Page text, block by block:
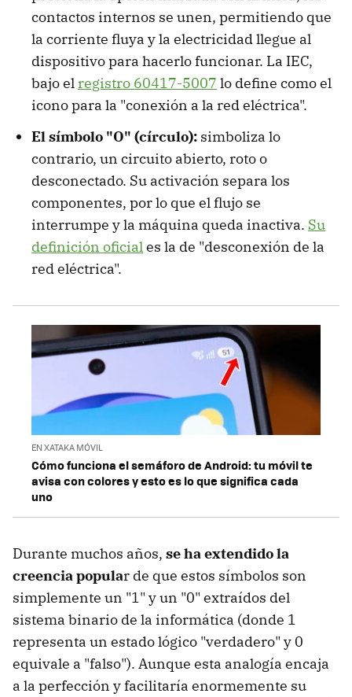
contactos internos se unen, permitiendo que
la corriente fluya y la electricidad llegue al
dispositivo para hacerlo funcionar. La IEC,
bajo el registro 60417-5007 lo define como el
icono para la "conexión a la red eléctrica".
El símbolo "O" (círculo): simboliza lo
contrario, un circuito abierto, roto o
desconectado. Su activación separa los
componentes, por lo que el flujo se
interrumpe y la máquina queda inactiva. Su
definición oficiales la de "desconexión de la
red eléctrica".
EN XATAKA MÓVIL
Cómo funciona el semáforo de Android: tu móvil te
avisa con colores y esto es lo que significa cada
uno
Durante muchos años, se ha extendido la
creencia popular de que estos símbolos son
simplemente un "1" y un "0" extraídos del
sistema binario de la informática (donde 1
representa un estado lógico "verdadero" y 0
equivale a "falso"). Aunque esta analogía encaja
a la perfección y facilitaría enormemente su